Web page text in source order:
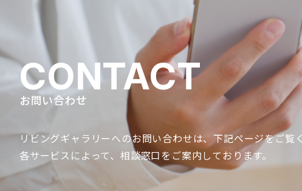
CONTACT
お問い合わせ
リビングギャラリーへのお問い合わせは、下記ページをご覧
各サービスによって、相談窓口をご案内しております。